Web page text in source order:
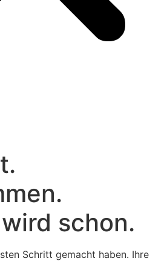
schon.
Schritt gemacht haben. Ihre